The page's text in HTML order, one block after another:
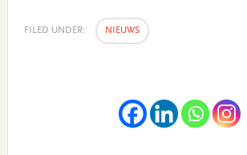
FILED UNDER: NIEUWS